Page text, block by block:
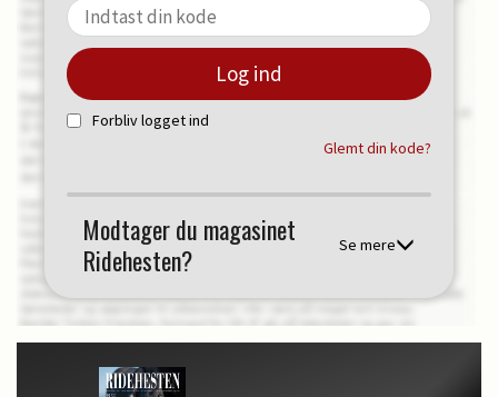
Forbliv logget ind
Glemt din kode?
Modtager du magasinet
Ridehesten?
Se mere